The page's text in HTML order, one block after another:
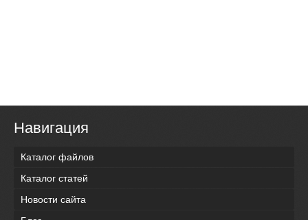
Навигация
Каталог файлов
Каталог статей
Новости сайта